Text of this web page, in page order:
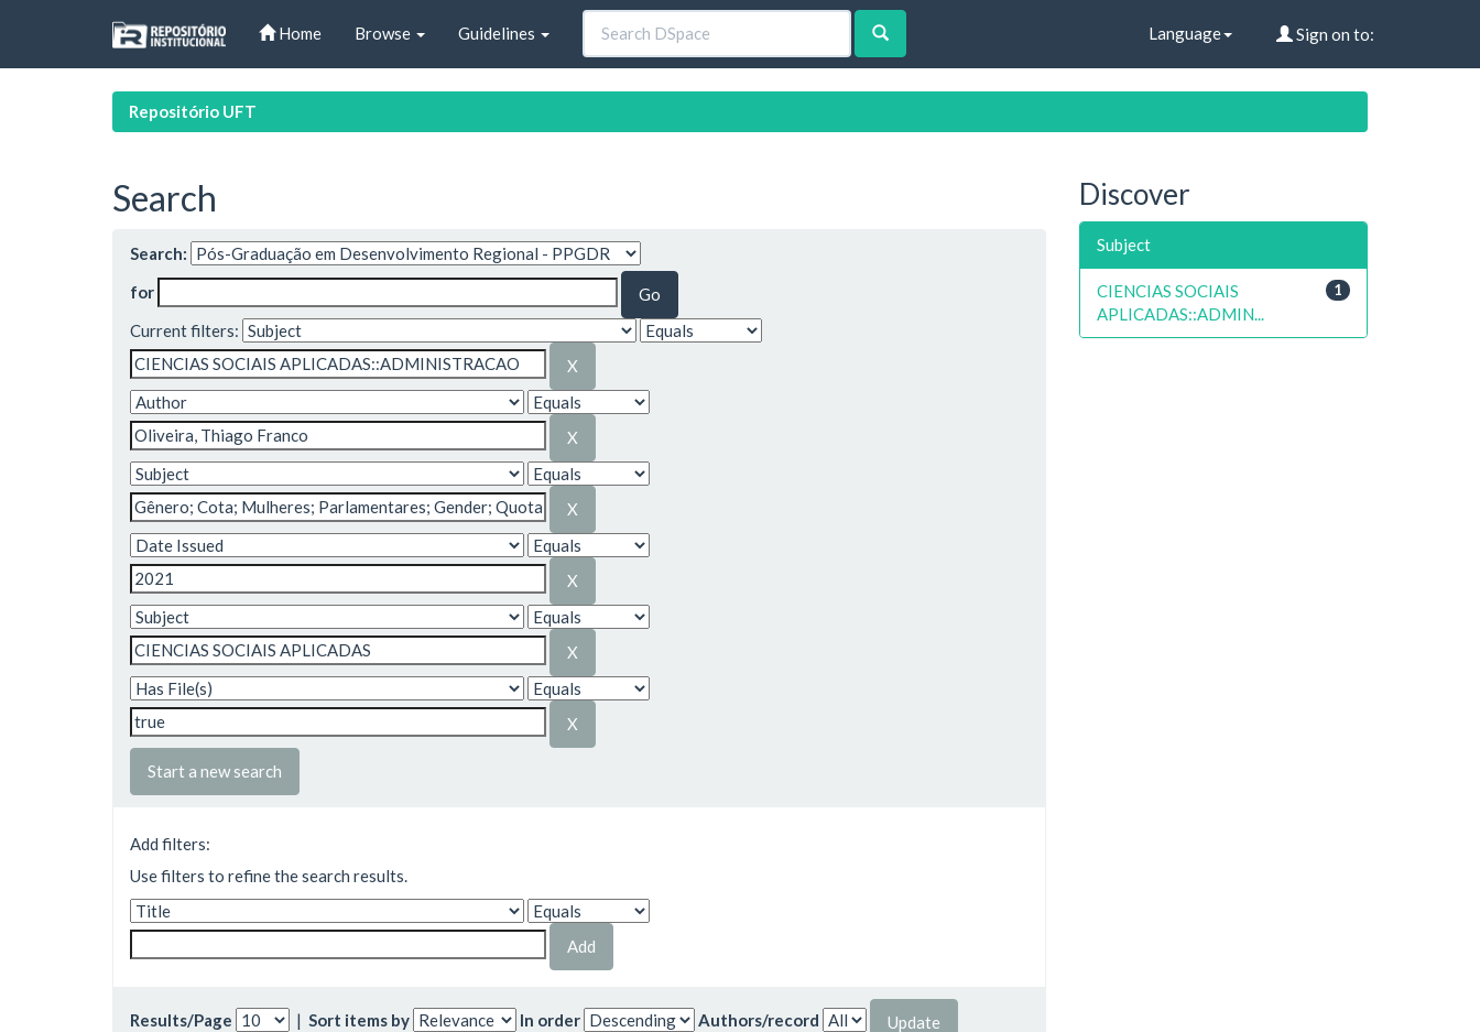
Home Browse Guidelines Language Sign on to:
Repositório UFT
Search
Search:
for
Current filters:
Start a new search
Add filters:
Use filters to refine the search results.
Results/Page | Sort items by In order Authors/record
Discover
Subject
1
CIENCIAS SOCIAIS
APLICADAS::ADMIN...